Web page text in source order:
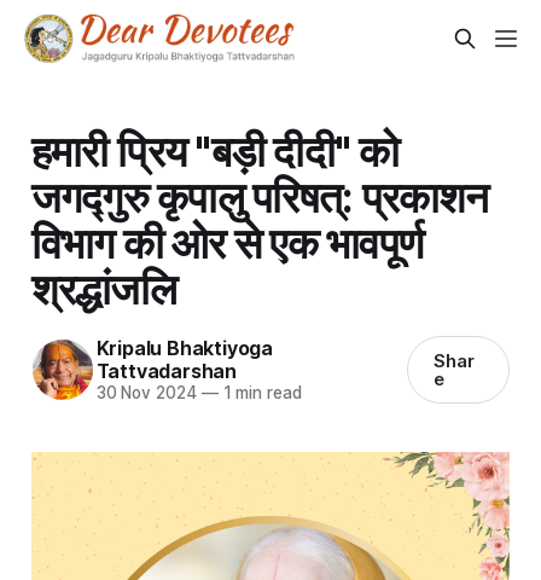
हमारी प्रिय "बड़ी दीदी" को
जगद्गुरु कृपालु परिषत्: प्रकाशन
विभाग की ओर से एक भावपूर्ण
श्रद्धांजलि
Kripalu Bhaktiyoga
Tattvadarshan
30 Nov 2024 —1 min read
Shar
e